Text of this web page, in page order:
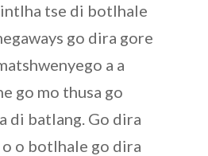
tse di botlhale
go dira gore
a a
go mo thusa go
di batlang. Go dira
o botlhale go dira